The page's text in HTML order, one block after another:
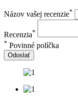
Názov vašej recenzie*
Recenzia*
* Povinné políčka
Odoslať